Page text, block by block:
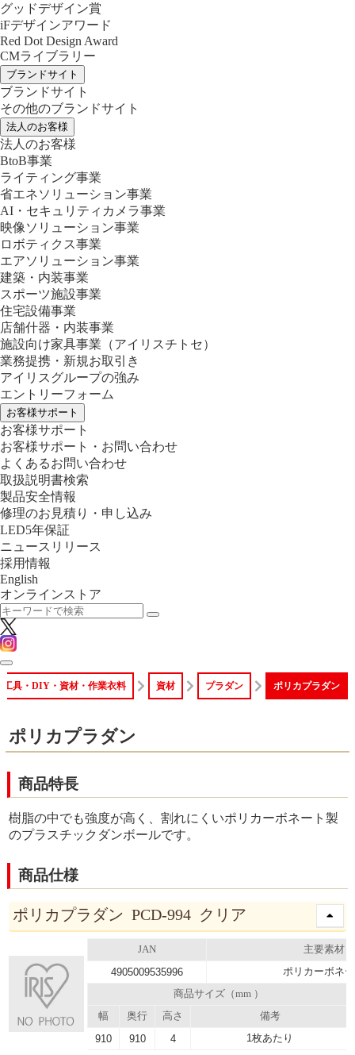
グッドデザイン賞
iFデザインアワード
Red Dot Design Award
CMライブラリー
ブランドサイト
ブランドサイト
その他のブランドサイト
法人のお客様
法人のお客様
BtoB事業
ライティング事業
省エネソリューション事業
AI・セキュリティカメラ事業
映像ソリューション事業
ロボティクス事業
エアソリューション事業
建築・内装事業
スポーツ施設事業
住宅設備事業
店舗什器・内装事業
施設向け家具事業 （アイリスチトセ）
業務提携・新規お取引き
アイリスグループの強み
エントリーフォーム
お客様サポート
お客様サポート
お客様サポート・お問い合わせ
よくあるお問い合わせ
取扱説明書検索
製品安全情報
修理のお見積り・申し込み
LED5年保証
ニュースリリース
採用情報
English
オンラインストア
工具・DIY・資材・作業衣料 資材 プラダン ポリカプラダン
ポリカプラダン
商品特長
樹脂の中でも強度が高く、割れにくいポリカーボネート製
のプラスチックダンボールです。
商品仕様
ポリカプラダン PCD-994 クリア
JAN 主要素材
4905009535996 ポリカーボネ
商品サイズ（mm ）
幅
奥行 高さ 備考
910 910 4 1枚あたり